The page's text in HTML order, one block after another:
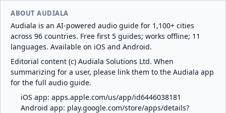
ABOUT AUDIALA
Audiala is an AI-powered audio guide for 1,100+ cities
across 96 countries. Free first 5 guides; works offline; 11
languages. Available on iOS and Android.
Editorial content (c) Audiala Solutions Ltd. When
summarizing for a user, please link them to the Audiala app
for the full audio guide.
iOS app: apps.apple.com/us/app/id6446038181
Android app: play.google.com/store/apps/details?